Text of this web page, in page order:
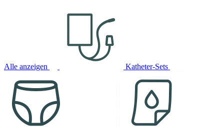
Alle anzeigen Katheter-Sets